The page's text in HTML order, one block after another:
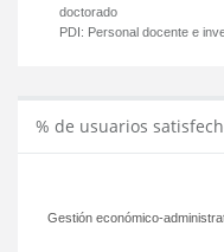
doctorado
PDI: Personal docente e
% de usuarios
Gestión económico-